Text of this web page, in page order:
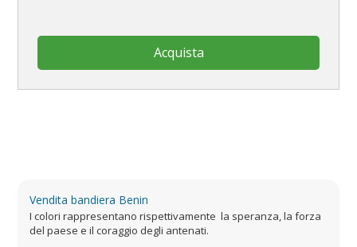
Acquista
Vendita bandiera Benin
I colori rappresentano rispettivamente la speranza, la forza
del paese e il coraggio degli antenati.